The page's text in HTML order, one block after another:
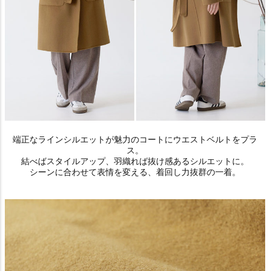
端正なラインシルエットが魅力のコートにウエストベルトをプラ
ス。
結べばスタイルアップ、羽織れば抜け感あるシルエットに。
シーンに合わせて表情を変える、着回し力抜群の一着。